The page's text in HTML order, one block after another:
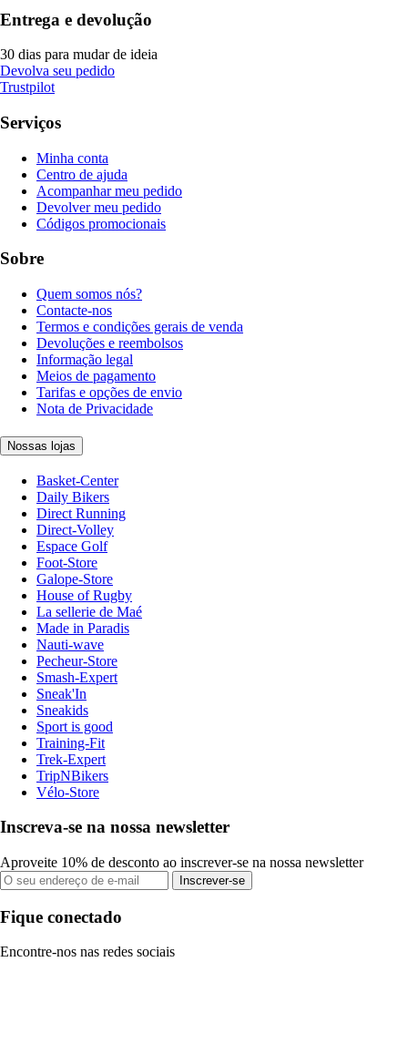
Entrega e devolução
30 dias para mudar de ideia
Devolva seu pedido
Trustpilot
Serviços
Minha conta
Centro de ajuda
Acompanhar meu pedido
Devolver meu pedido
Códigos promocionais
Sobre
Quem somos nós?
Contacte-nos
Termos e condições gerais de venda
Devoluções e reembolsos
Informação legal
Meios de pagamento
Tarifas e opções de envio
Nota de Privacidade
Nossas lojas
Basket-Center
Daily Bikers
Direct Running
Direct-Volley
Espace Golf
Foot-Store
Galope-Store
House of Rugby
La sellerie de Maé
Made in Paradis
Nauti-wave
Pecheur-Store
Smash-Expert
Sneak'In
Sneakids
Sport is good
Training-Fit
Trek-Expert
TripNBikers
Vélo-Store
Inscreva-se na nossa newsletter
Aproveite 10% de desconto ao inscrever-se na nossa newsletter
Inscrever-se
Fique conectado
Encontre-nos nas redes sociais